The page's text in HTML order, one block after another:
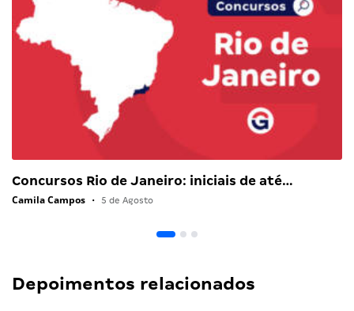
Concursos Rio de Janeiro: iniciais de até…
Camila Campos • 5 de Agosto
Depoimentos relacionados